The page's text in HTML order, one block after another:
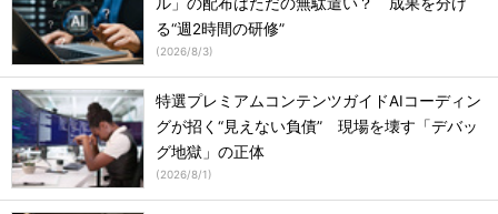
る“週2時間の研修”
(2026/8/3)
特選プレミアムコンテンツガイドAIコーディン
グが招く“見えない負債” 現場を壊す「デバッ
グ地獄」の正体
(2026/8/1)